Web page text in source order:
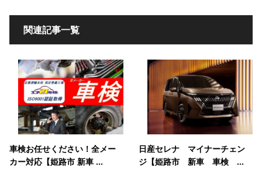
関連記事一覧
車検お任せください！全メー
カー対応【姫路市 新車 ...
日産セレナ マイナーチェン
ジ【姫路市 新車 車検 ...